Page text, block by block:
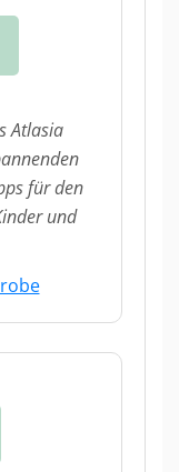
Atlasia
für den
und